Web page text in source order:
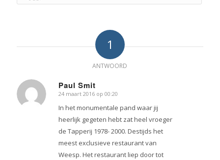
1
ANTWOORD
Paul Smit
zegt:
24 maart 2016 op 00:20
In het monumentale pand waar jij
heerlijk gegeten hebt zat heel vroeger
de Tapperij 1978- 2000. Destijds het
meest exclusieve restaurant van
Weesp. Het restaurant liep door tot